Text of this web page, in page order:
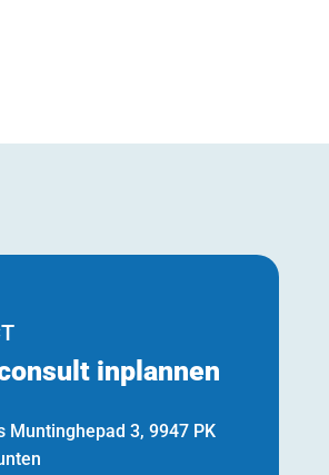
inplannen
Muntinghepad 3, 9947 PK